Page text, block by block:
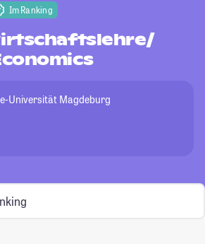
Im Ranking
Universität Magdeburg